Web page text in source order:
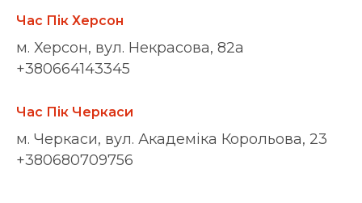
Час Пік Херсон
м. Херсон, вул. Некрасова, 82а
+380664143345
Час Пік Черкаси
м. Черкаси, вул. Академіка Корольова, 23
+380680709756